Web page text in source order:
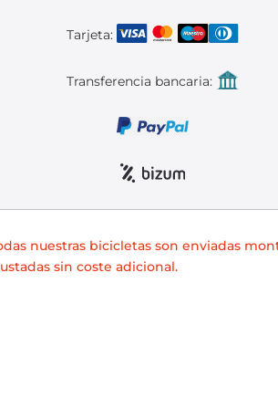
Tarjeta:
Transferencia bancaria:
nuestras bicicletas son enviadas
sin coste adicional.